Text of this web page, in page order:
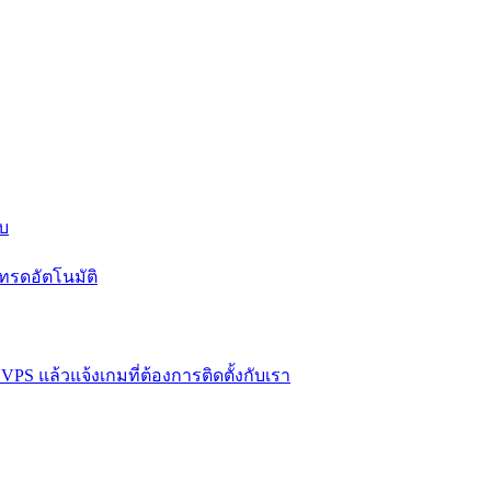
ทรดอัตโนมัติ
แล้วแจ้งเกมที่ต้องการติดตั้งกับเรา